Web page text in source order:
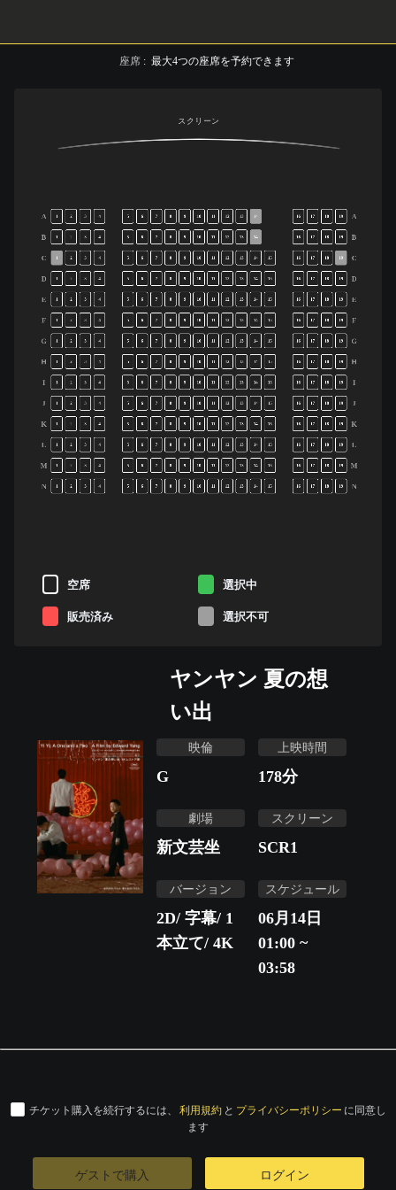
座席 : 最大4つの座席を予約できます
スクリーン
A
B
C
D
E
F
G
H
I
J
K
L
M
N
A
B
C
D
E
F
G
H
I
J
K
L
M
N
1 2 3 4 5 6 7 8 9 10 11 12 13 14 16 17 18 19
1 2 3 4 5 6 7 8 9 10 11 12 13 14 16 17 18 19
1 2 3 4 5 6 7 8 9 10 11 12 13 14 15 16 17 18 19
1 2 3 4 5 6 7 8 9 10 11 12 13 14 15 16 17 18 19
2 3 4 5 6 7 8 9 10 12 13 14 15 16 17 18 19
1 2 3 4 5 6 7 8 9 10 11 12 13 14 15 16 17 18 19
2 3 4 5 6 7 8 9 10 12 13 14 15 16 17 18 19
1 2 3 4 5 6 7 8 9 10 11 12 13 14 15 16 17 18 19
1 2 3 5 6 7 9 10 11 12 13 14 15 16 17 18 19
1 2 3 4 5 6 7 8 9 10 11 12 13 14 15 16 17 18 19
1 2 3 4 5 6 7 8 9 10 11 12 13 14 15 16 17 18 19
1 2 3 4 5 6 7 8 9 10 11 12 13 14 15 16 17 18 19
1 2 3 4 5 6 7 8 9 10 11 12 13 14 15 16 17 18 19
1 2 3 4 5 6 7 8 9 10 12 13 14 15 16 17 18 19
空席 選択中
販売済み 選択不可
ヤンヤン 夏の想
い出
映倫
G
上映時間
178分
劇場
新文芸坐
スクリーン
SCR1
バージョン
2D/ 字幕/ 1
本立て/ 4K
スケジュール
06月14日
01:00 ~
03:58
チケット購入を続行するには、 利用規約 と プライバシーポリシー に同意し
ます
ゲストで購入 ログイン